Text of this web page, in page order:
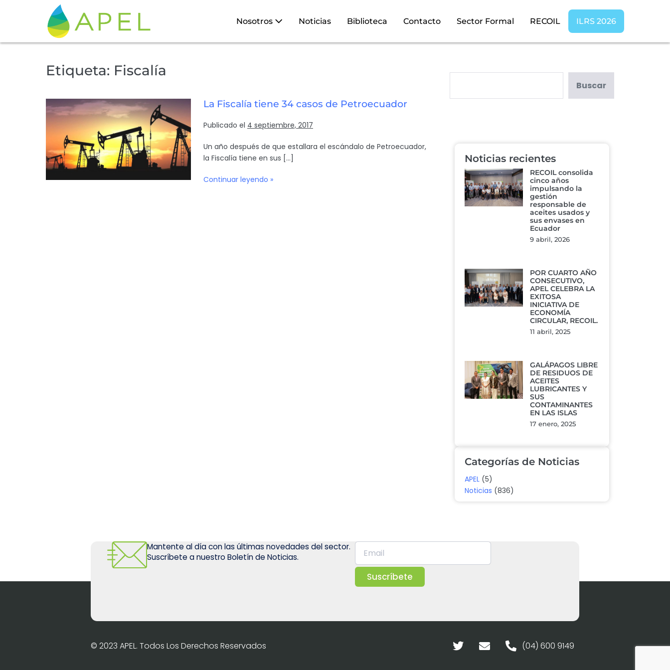
Nosotros Noticias Biblioteca Contacto Sector Formal RECOIL ILRS 2026
Etiqueta: Fiscalía
La Fiscalía tiene 34 casos de Petroecuador
Publicado el 4 septiembre, 2017
Un año después de que estallara el escándalo de Petroecuador,
la Fiscalía tiene en sus […]
Continuar leyendo »
Buscar
Noticias recientes
RECOIL consolida
cinco años
impulsando la
gestión
responsable de
aceites usados y
sus envases en
Ecuador
9 abril, 2026
POR CUARTO AÑO
CONSECUTIVO,
APEL CELEBRA LA
EXITOSA
INICIATIVA DE
ECONOMÍA
CIRCULAR, RECOIL.
11 abril, 2025
GALÁPAGOS LIBRE
DE RESIDUOS DE
ACEITES
LUBRICANTES Y
SUS
CONTAMINANTES
EN LAS ISLAS
17 enero, 2025
Categorías de Noticias
APEL(5)
Noticias (836)
Mantente al día con las últimas novedades del sector.
Suscríbete a nuestro Boletín de Noticias.
Suscríbete
© 2023 APEL. Todos Los Derechos Reservados (04) 600 9149